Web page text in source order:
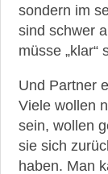
sondern im
sind schwer
müsse „klar“
Und Partner
Viele wollen
sein, wollen
sie sich
haben. Man